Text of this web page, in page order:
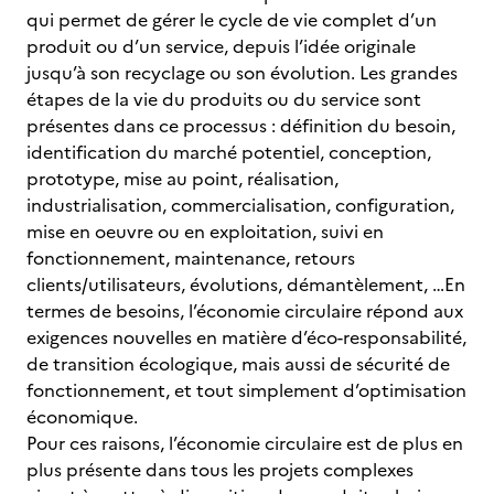
qui permet de gérer le cycle de vie complet d’un
produit ou d’un service, depuis l’idée originale
jusqu’à son recyclage ou son évolution. Les grandes
étapes de la vie du produits ou du service sont
présentes dans ce processus : définition du besoin,
identification du marché potentiel, conception,
prototype, mise au point, réalisation,
industrialisation, commercialisation, configuration,
mise en oeuvre ou en exploitation, suivi en
fonctionnement, maintenance, retours
clients/utilisateurs, évolutions, démantèlement, …En
termes de besoins, l’économie circulaire répond aux
exigences nouvelles en matière d’éco-responsabilité,
de transition écologique, mais aussi de sécurité de
fonctionnement, et tout simplement d’optimisation
économique.
Pour ces raisons, l’économie circulaire est de plus en
plus présente dans tous les projets complexes